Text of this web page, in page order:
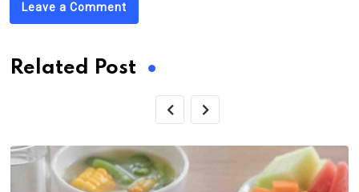
Leave a Comment
Related Post